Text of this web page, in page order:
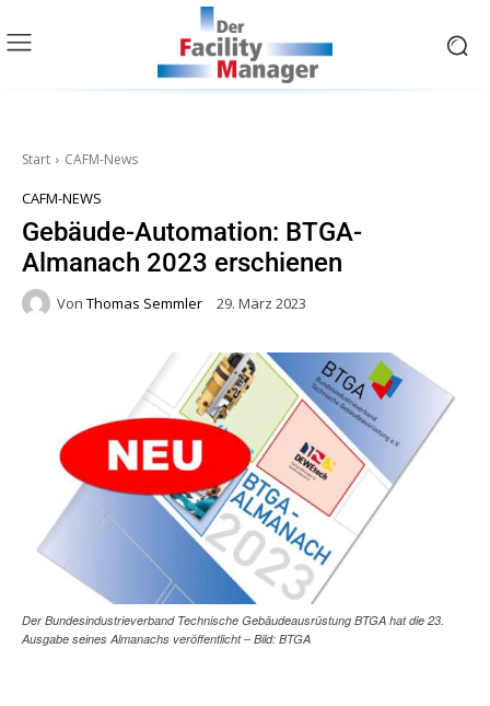
Start CAFM-News
CAFM-NEWS
Gebäude-Automation: BTGA-
Almanach 2023 erschienen
Von Thomas Semmler 29. März 2023
Der Bundesindustrieverband Technische Gebäudeausrüstung BTGA hat die 23.
Ausgabe seines Almanachs veröffentlicht – Bild: BTGA